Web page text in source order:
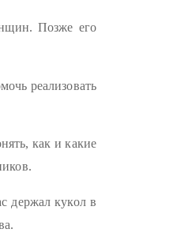
Позже его
реализовать
как и какие
держал кукол в